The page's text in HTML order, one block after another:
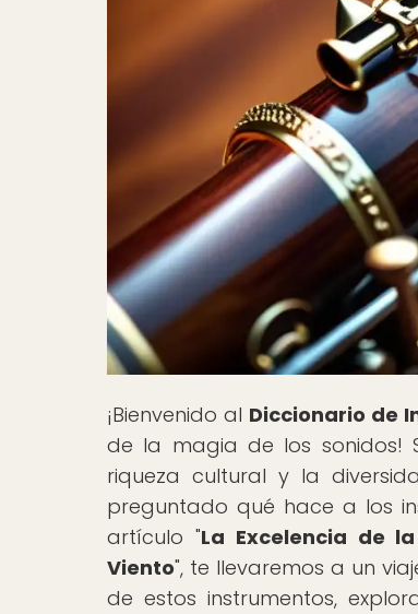
¡Bienvenido al Diccionario de
de la magia de los sonidos!
riqueza cultural y la
preguntado qué hace a los
artículo "La Excelencia de
Viento", te llevaremos a un
de estos instrumentos,